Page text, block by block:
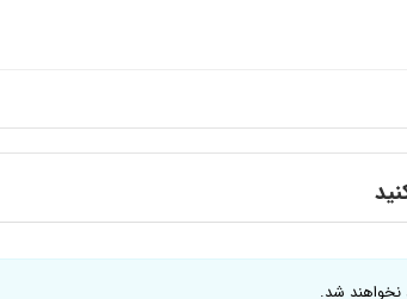
نخواهند شد.